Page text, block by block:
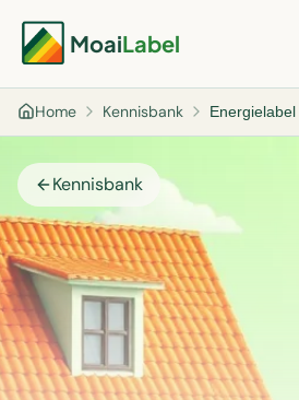
MoaiLabel
Home Kennisbank
Kennisbank